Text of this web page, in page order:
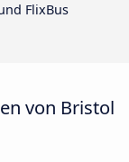
FlixBus
von Bristol